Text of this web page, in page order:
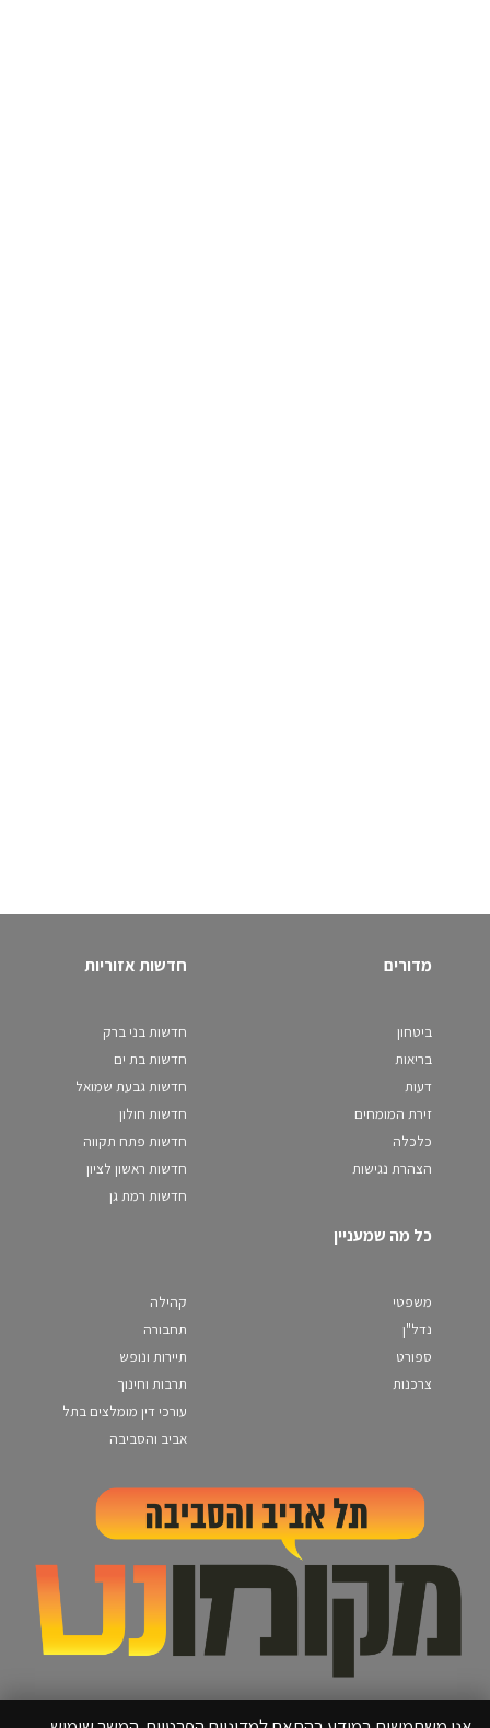
מדורים
ביטחון
בריאות
דעות
זירת המומחים
כלכלה
הצהרת נגישות
חדשות אזוריות
חדשות בני ברק
חדשות בת ים
חדשות גבעת שמואל
חדשות חולון
חדשות פתח תקווה
חדשות ראשון לציון
חדשות רמת גן
כל מה שמעניין
משפטי
נדל"ן
ספורט
צרכנות
קהילה
תחבורה
תיירות ונופש
תרבות וחינוך
עורכי דין מומלצים בתל
אביב והסביבה